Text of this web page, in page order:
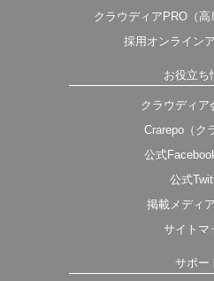
クラウディアPRO（高
採用オンライン
お役立ち
クラウディア
Crarepo（ク
公式
公式
掲載メディ
サイトマ
サポー